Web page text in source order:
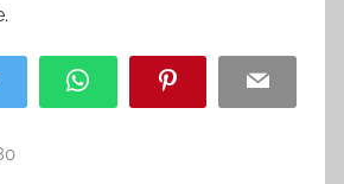
WhatsApp Pinterest Email